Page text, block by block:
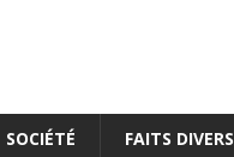
SOCIÉTÉ FAITS DIVERS